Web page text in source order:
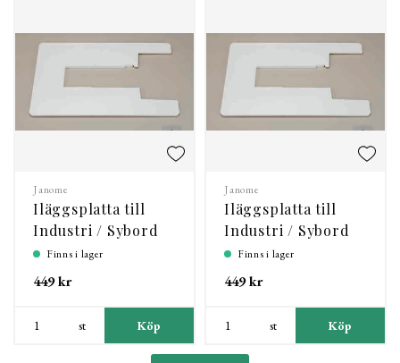
Janome
Iläggsplatta till
Industri / Sybord
Finns i lager
449 kr
st Köp
Janome
Iläggsplatta till
Industri / Sybord
Finns i lager
449 kr
st Köp